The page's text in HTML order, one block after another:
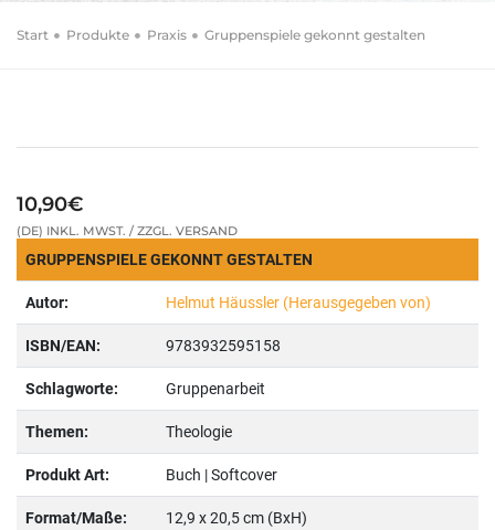
Gruppenspiele
Start Produkte Praxis Gruppenspiele gekonnt gestalten
10,90€
(DE) INKL. MWST. / ZZGL. VERSAND
GRUPPENSPIELE GEKONNT GESTALTEN
Autor: Helmut Häussler (Herausgegeben von)
ISBN/EAN: 9783932595158
Schlagworte: Gruppenarbeit
Themen: Theologie
Produkt Art: Buch | Softcover
Format/Maße: 12,9 x 20,5 cm (BxH)